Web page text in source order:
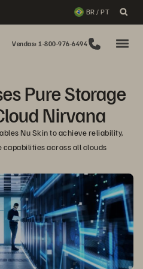
BR / PT
Vendas: 1-800-976-6494
Pure Storage
Nirvana
Nu Skin to achieve reliability,
capabilities across all clouds